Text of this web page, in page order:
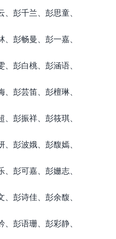
彭千兰、彭思童、
彭畅曼、彭一嘉、
彭白桃、彭涵语、
彭芸笛、彭檀琳、
彭振祥、彭筱琪、
彭波娥、彭馥嫣、
彭可嘉、彭姗志、
彭诗佳、彭余馥、
彭语珊、彭彩静、